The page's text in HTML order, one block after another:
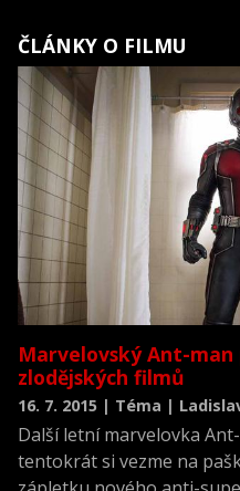
ČLÁNKY O FILMU
Marvelovský Ant-
zlodějských filmů
16. 7. 2015 | Téma |
Další letní marvelovka
tentokrát si vezme na